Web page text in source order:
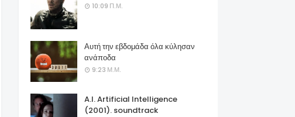
10:09 Π.Μ.
Αυτή την εβδομάδα όλα κύλησαν
ανάποδα
9:23 Μ.Μ.
A.I. Artificial Intelligence
(2001). soundtrack